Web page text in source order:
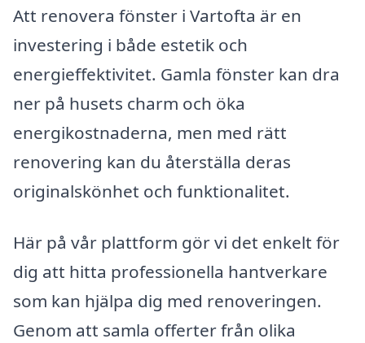
Att renovera fönster i Vartofta är en
investering i både estetik och
energieffektivitet. Gamla fönster kan dra
ner på husets charm och öka
energikostnaderna, men med rätt
renovering kan du återställa deras
originalskönhet och funktionalitet.
Här på vår plattform gör vi det enkelt för
dig att hitta professionella hantverkare
som kan hjälpa dig med renoveringen.
Genom att samla offerter från olika